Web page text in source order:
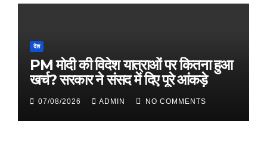
देश
PM मोदी की विदेश यात्राओं पर कितना हुआ
खर्च? सरकार ने संसद में दिए पूरे आंकड़े
07/08/2026 ADMIN NO COMMENTS